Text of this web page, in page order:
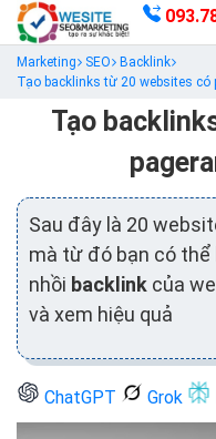
Marketing SEO
Backlink
Tạo backlinks từ 20 websites có
Tạo
Sau đây là 20
mà từ đó bạn có thể
nhồi backlink của
và xem hiệu quả
ChatGPT Grok